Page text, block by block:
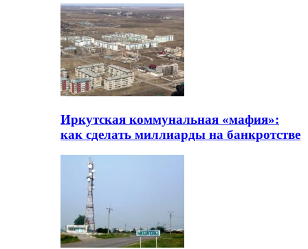
Иркутская коммунальная «мафия»:
как сделать миллиарды на банкротстве